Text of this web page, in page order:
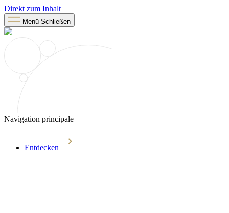
Direkt zum Inhalt
Menü Schließen
Navigation principale
Entdecken